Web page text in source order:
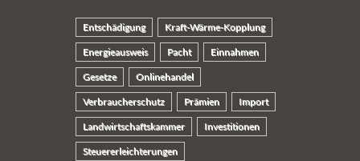
Entschädigung Kraft-Wärme-Kopplung
Energieausweis Pacht Einnahmen
Gesetze Onlinehandel
Verbraucherschutz Prämien Import
Landwirtschaftskammer Investitionen
Steuererleichterungen